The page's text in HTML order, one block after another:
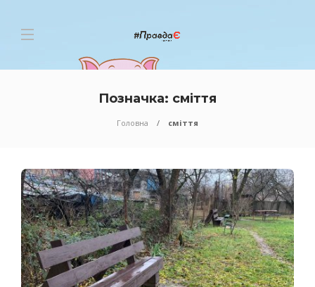
Позначка: сміття
Головна сміття